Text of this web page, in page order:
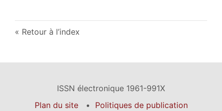
Retour à l’index
ISSN électronique 1961-991X
Plan du site
Politiques de publication